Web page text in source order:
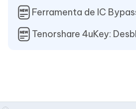
Ferramenta de IC
Tenorshare 4uKey: